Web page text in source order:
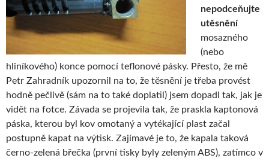
nepodceňujte
utěsnění
mosazného
(nebo
hliníkového) konce pomocí teflonové pásky. Přesto, že mě
Petr Zahradník upozornil na to, že těsnění je třeba provést
hodně pečlivě (sám na to také doplatil) jsem dopadl tak, jak je
vidět na fotce. Závada se projevila tak, že praskla kaptonová
páska, kterou byl kov omotaný a vytékající plast začal
postupně kapat na výtisk. Zajímavé je to, že kapala taková
černo-zelená břečka (první tisky byly zeleným ABS), zatímco v